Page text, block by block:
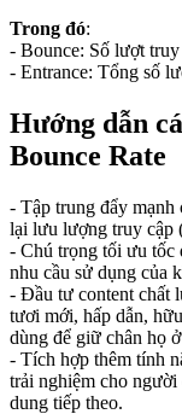
Trong đó:
- Bounce: Số lượt
- Entrance: Tổng số
Hướng dẫn
Bounce Rate
- Tập trung đẩy mạnh
lại lưu lượng truy cập
- Chú trọng tối ưu tốc
nhu cầu sử dụng của
- Đầu tư content chất
tươi mới, hấp dẫn,
dùng để giữ chân họ
- Tích hợp thêm tính
trải nghiệm cho
dung tiếp theo.